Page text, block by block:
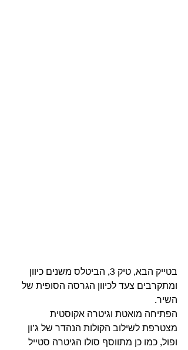
בטייק הבא, טיק 3, הביטלס משנים כיוון
ומתקרבים צעד לכיוון הגרסה הסופית של
השיר.
הפתיחה מואטת וגיטרה אקוסטית
מצטרפת לשילוב הקולות הנהדר של ג’ון
ופול, כמו כן מתווסף סולו הגיטרה סטייל